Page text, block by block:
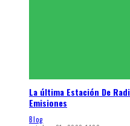
La última Estación De
Emisiones
Blog